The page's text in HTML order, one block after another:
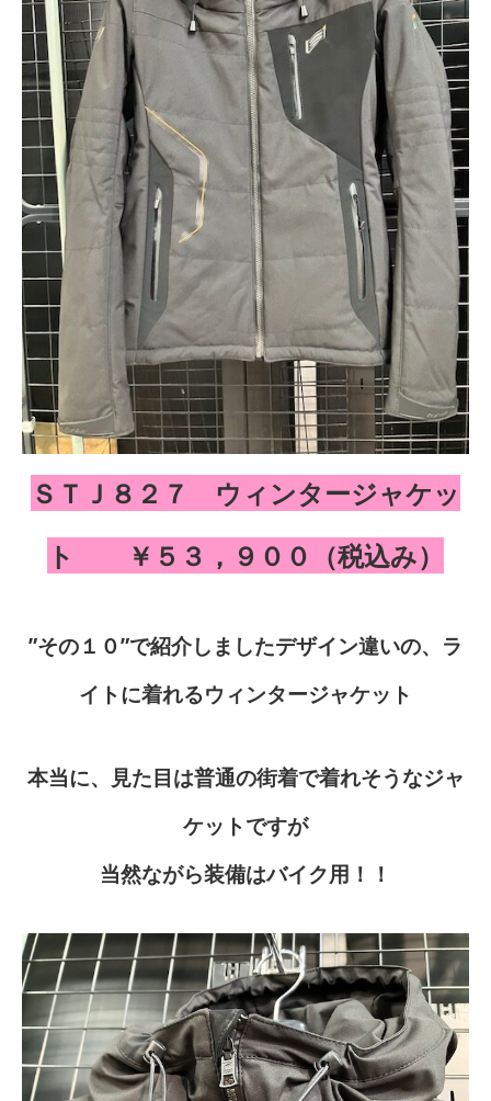
ＳＴＪ８２７ ウィンタージャケッ
ト ￥５３，９００（税込み）
”その１０”で紹介しましたデザイン違いの、ラ
イトに着れるウィンタージャケット
本当に、見た目は普通の街着で着れそうなジャ
ケットですが
当然ながら装備はバイク用！！